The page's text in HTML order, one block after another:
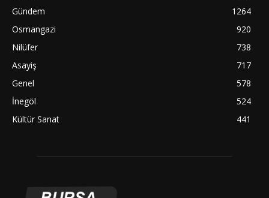
Gündem
1264
Osmangazi
920
Nilüfer
738
Asayiş
717
Genel
578
İnegöl
524
Kültür Sanat
441